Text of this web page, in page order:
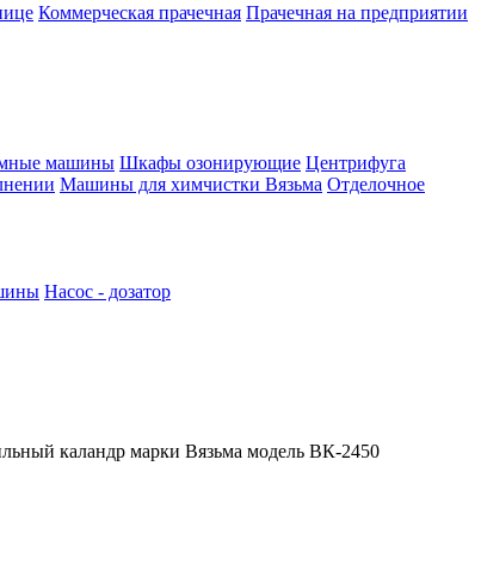
Коммерческая прачечная Прачечная на предприятии
машины Шкафы озонирующие Центрифуга
Машины для химчистки Вязьма Отделочное
Насос - дозатор
каландр марки Вязьма модель ВК-2450